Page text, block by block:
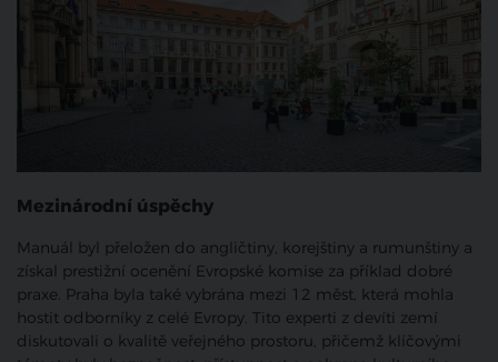
Mezinárodní úspěchy
Manuál byl přeložen do angličtiny, korejštiny a rumunštiny a
získal prestižní ocenění Evropské komise za příklad dobré
praxe. Praha byla také vybrána mezi 12 měst, která mohla
hostit odborníky z celé Evropy. Tito experti z devíti zemí
diskutovali o kvalitě veřejného prostoru, přičemž klíčovými